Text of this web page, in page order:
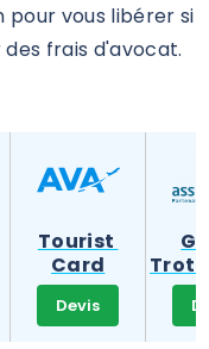
vous libérer si
frais d'avocat.
Tourist
Card
Devis